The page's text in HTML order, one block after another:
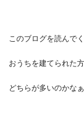
このブログを読んで
おうちを建てられた
どちらが多いのかなぁ